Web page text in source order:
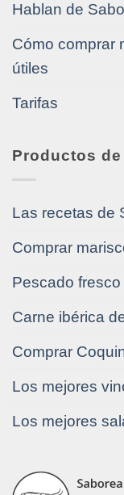
Hablan de
Cómo comprar
útiles
Tarifas
Productos
Las recetas de
Comprar
Pescado
Carne ibérica
Comprar
Los mejores
Los mejores